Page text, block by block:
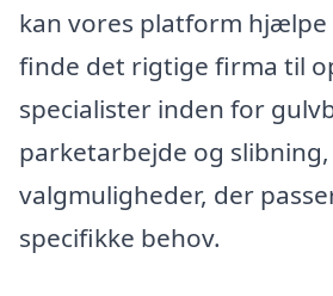
kan vores platform hjælpe
finde det rigtige firma til
specialister inden for
parketarbejde og
valgmuligheder, der
specifikke behov.